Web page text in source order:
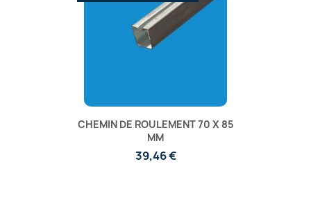
CHEMIN DE ROULEMENT 70 X 85
MM
39,46 €